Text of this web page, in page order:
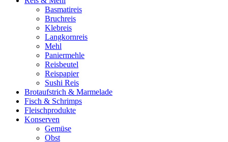
Basmatireis
Bruchreis
Klebreis
Langkornreis
Mehl
Paniermehle
Reisbeutel
Reispapier
Sushi Reis
Brotaufstrich & Marmelade
Fisch & Schrimps
Fleischprodukte
Konserven
Gemüse
Obst